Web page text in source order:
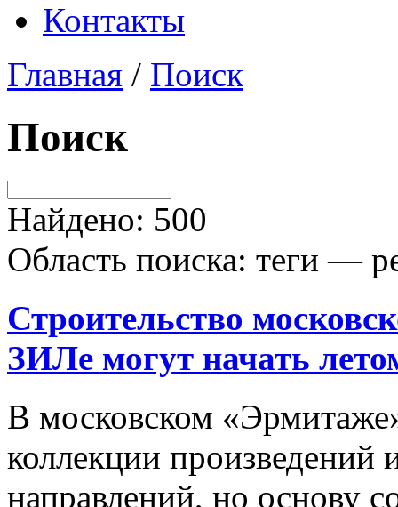
Контакты
Главная / Поиск
Поиск
Найдено: 500
Область поиска: теги —
Строительство
ЗИЛе могут начать
В московском
коллекции произведений
направлений, но основу